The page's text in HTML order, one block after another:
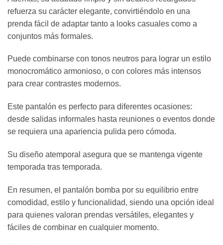
refuerza su carácter elegante, convirtiéndolo en una
prenda fácil de adaptar tanto a looks casuales como a
conjuntos más formales.
Puede combinarse con tonos neutros para lograr un estilo
monocromático armonioso, o con colores más intensos
para crear contrastes modernos.
Este pantalón es perfecto para diferentes ocasiones:
desde salidas informales hasta reuniones o eventos donde
se requiera una apariencia pulida pero cómoda.
Su diseño atemporal asegura que se mantenga vigente
temporada tras temporada.
En resumen, el pantalón bomba por su equilibrio entre
comodidad, estilo y funcionalidad, siendo una opción ideal
para quienes valoran prendas versátiles, elegantes y
fáciles de combinar en cualquier momento.